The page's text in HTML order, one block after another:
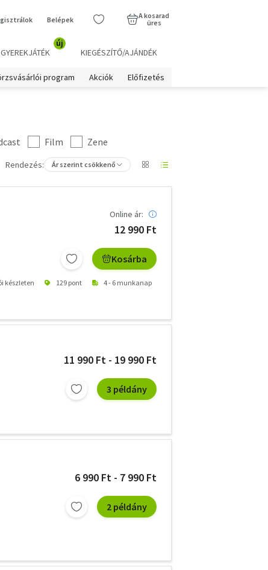
Belépek
A kosarad
üres
GYEREKJÁTÉK
új
KIEGÉSZÍTŐ/AJÁNDÉK
program Akciók Előfizetés
Film
Zene
Rendezés: Ár szerint csökkenő
Online ár:
12 990 Ft
Kosárba
készleten 129 pont 4 - 6 munkanap
11 990 Ft - 19 990 Ft
3 példány
6 990 Ft - 7 990 Ft
2 példány